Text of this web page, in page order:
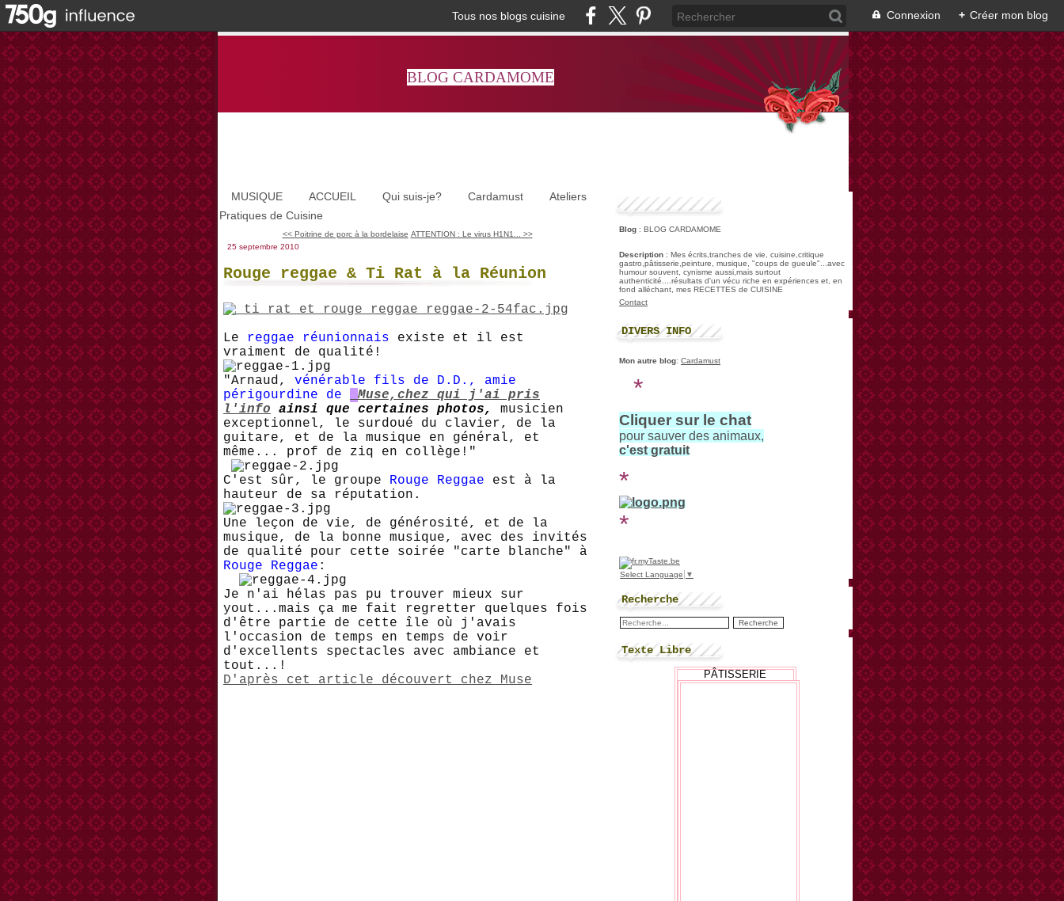
Tous nos blogs cuisine Connexion + Créer mon blog
BLOG CARDAMOME
MUSIQUE ACCUEIL Qui suis-je? Cardamust
Ateliers
Pratiques de Cuisine
<< Poitrine de porc à la bordelaise ATTENTION : Le virus H1N1... >>
25 septembre 2010
Rouge reggae & Ti Rat à la Réunion
Le reggae réunionnais existe et il est
vraiment de qualité!
"Arnaud, vénérable fils de D.D., amie
périgourdine de
Muse,chez qui j'ai pris
l'info ainsi que certaines photos,
musicien
exceptionnel, le surdoué du clavier, de la
guitare, et de la musique en général, et
même... prof de ziq en collège!"
C'est sûr, le groupe Rouge Reggae est à la
hauteur de sa réputation.
Une leçon de vie, de générosité, et de la
musique, de la bonne musique, avec des invités
de qualité pour cette soirée "carte blanche" à
Rouge Reggae :
Je n'ai hélas pas pu trouver mieux sur
yout...mais ça me fait regretter quelques fois
d'être partie de cette île où j'avais
l'occasion de temps en temps de voir
d'excellents spectacles avec ambiance et
tout...!
D'après cet article découvert chez Muse
Blog : BLOG CARDAMOME
Description : Mes écrits,tranches de vie, cuisine,critique
gastro,pâtisserie,peinture, musique, "coups de gueule"...avec
humour souvent, cynisme aussi,mais surtout
authenticité....résultats d'un vécu riche en expériences et, en
fond alléchant, mes RECETTES de CUISINE
Contact
DIVERS INFO
Mon autre blog: Cardamust
*
Cliquer sur le chat
pour sauver des animaux,
c'est gratuit
*
*
Select Language ▼
Recherche
Texte Libre
PÂTISSERIE